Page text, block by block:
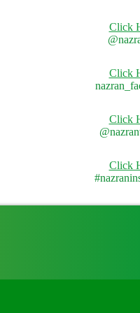
Click
Click
Click
Click